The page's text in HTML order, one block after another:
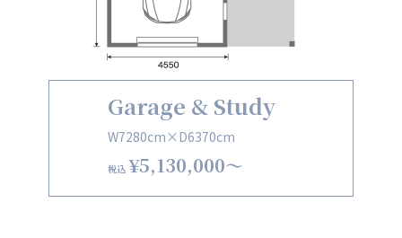
Garage & Study
W7280cm×D6370cm
税込 ¥5,130,000〜